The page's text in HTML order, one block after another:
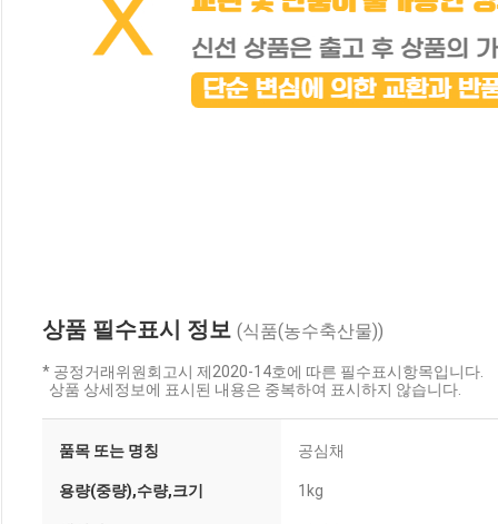
상품 필수표시 정보 (식품(농수축산물))
* 공정거래위원회고시 제2020-14호에 따른 필수표시항목입니다.
상품 상세정보에 표시된 내용은 중복하여 표시하지 않습니다.
품목 또는 명칭 공심채
용량(중량),수량,크기 1kg